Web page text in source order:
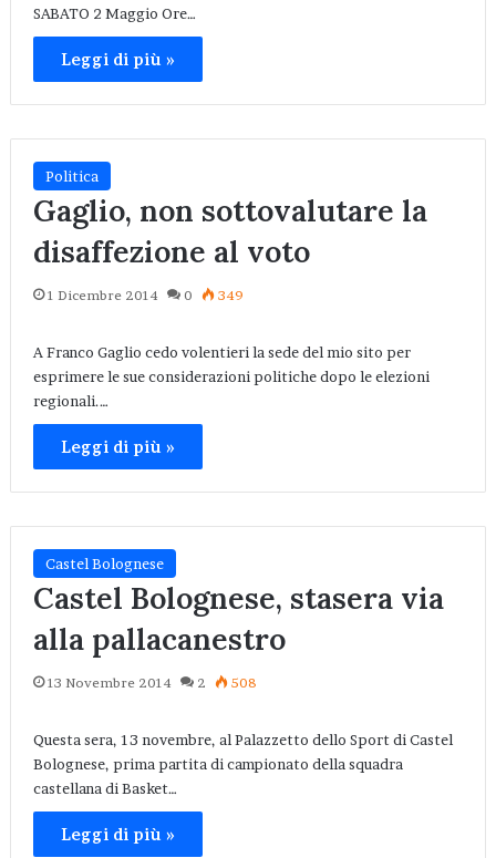
SABATO 2 Maggio Ore…
Leggi di più »
Politica
Gaglio, non sottovalutare la
disaffezione al voto
1 Dicembre 2014 0 349
A Franco Gaglio cedo volentieri la sede del mio sito per
esprimere le sue considerazioni politiche dopo le elezioni
regionali.…
Leggi di più »
Castel Bolognese
Castel Bolognese, stasera via
alla pallacanestro
13 Novembre 2014 2 508
Questa sera, 13 novembre, al Palazzetto dello Sport di Castel
Bolognese, prima partita di campionato della squadra
castellana di Basket…
Leggi di più »